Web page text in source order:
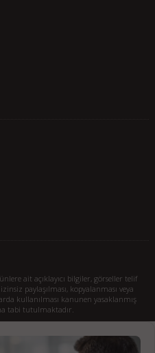
ait açıklayıcı bilgiler, görseller telif
paylaşılması, kopyalanması veya
kullanılması kanunen yasaklanmış
tabi tutulmaktadır.